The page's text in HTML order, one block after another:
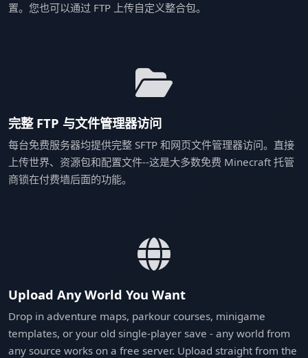
置。您也可以通过 FTP 上传自定义整合包。
完整 FTP 与文件管理器访问
每台免费服务器均提供完整 SFTP 和网页文件管理器访问。直接
上传世界、资源包和配置文件--这是大多数免费 Minecraft 托管
商锁在付费墙后面的功能。
Upload Any World You Want
Drop in adventure maps, parkour courses, minigame
templates, or your old single-player save - any world from
any source works on a free server. Upload straight from the